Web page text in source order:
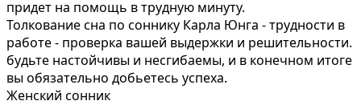
придет на помощь в трудную минуту.
Толкование сна по соннику Карла Юнга - трудности в
работе - проверка вашей выдержки и решительности.
будьте настойчивы и несгибаемы, и в конечном итоге
вы обязательно добьетесь успеха.
Женский сонник